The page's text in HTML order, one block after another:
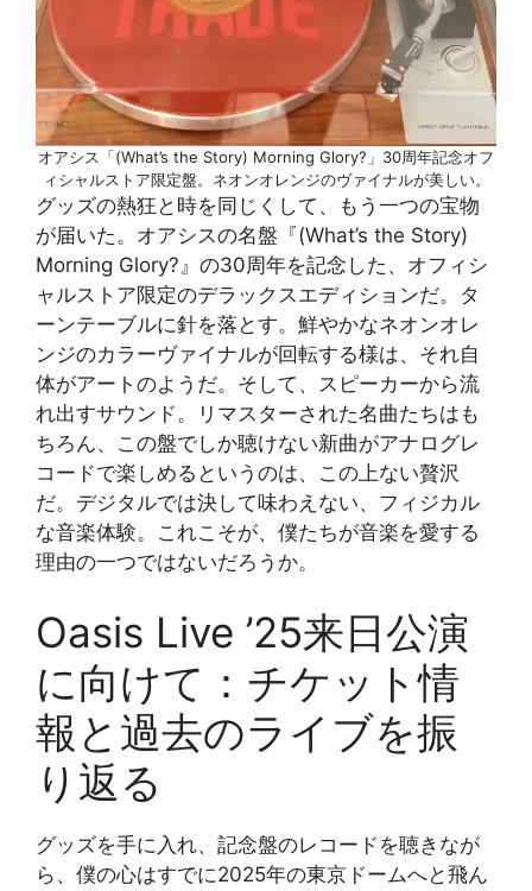
オアシス「(What’s the Story) Morning Glory?」30周年記念オフ
ィシャルストア限定盤。ネオンオレンジのヴァイナルが美しい。
グッズの熱狂と時を同じくして、もう一つの宝物
が届いた。オアシスの名盤『(What’s the Story)
Morning Glory?』の30周年を記念した、オフィシ
ャルストア限定のデラックスエディションだ。タ
ーンテーブルに針を落とす。鮮やかなネオンオレ
ンジのカラーヴァイナルが回転する様は、それ自
体がアートのようだ。そして、スピーカーから流
れ出すサウンド。リマスターされた名曲たちはも
ちろん、この盤でしか聴けない新曲がアナログレ
コードで楽しめるというのは、この上ない贅沢
だ。デジタルでは決して味わえない、フィジカル
な音楽体験。これこそが、僕たちが音楽を愛する
理由の一つではないだろうか。
Oasis Live ’25来日公演
に向けて：チケット情
報と過去のライブを振
り返る
グッズを手に入れ、記念盤のレコードを聴きなが
ら、僕の心はすでに2025年の東京ドームへと飛ん